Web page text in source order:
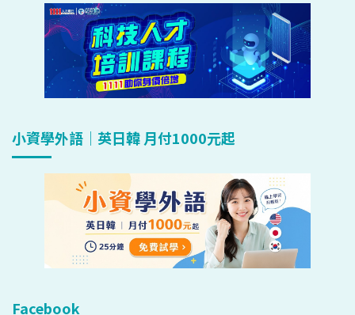
小資學外語｜英日韓 月付1000元起
Facebook